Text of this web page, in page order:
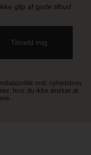
glip af gode tilbud
vedr. nyhedsbrev
hvis du ikke ønsker at